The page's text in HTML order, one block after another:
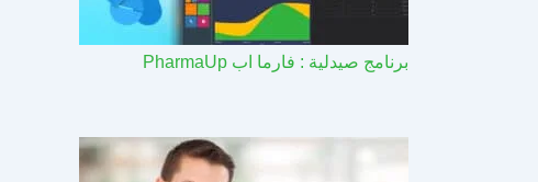
برنامج صيدلية : فارما اب PharmaUp​